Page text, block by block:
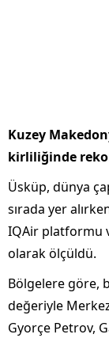
Kuzey
kirliliğinde
Üsküp, dünya
sırada yer
IQAir platformu
olarak ölçüldü.
Bölgelere göre,
değeriyle
Gyorçe Petrov,